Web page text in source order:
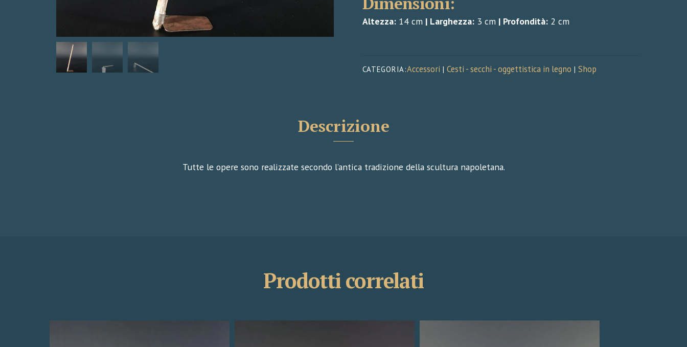
Altezza:14 cm | Larghezza:3 cm | Profondità:2 cm
CATEGORIA:Accessori |Cesti - secchi - oggettistica in legno |Shop
Descrizione
Tutte le opere sono realizzate secondo l’antica tradizione della scultura napoletana.
Prodotti correlati